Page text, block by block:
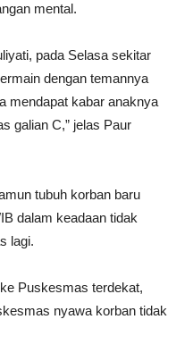
mental.
pada Selasa sekitar
dengan temannya
mendapat kabar anaknya
galian C,” jelas Paur
tubuh korban baru
dalam keadaan tidak
lagi.
Puskesmas terdekat,
nyawa korban tidak